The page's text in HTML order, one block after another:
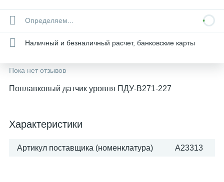
Определяем...
Наличный и безналичный расчет, банковские карты
Пока нет отзывов
Поплавковый датчик уровня ПДУ-В271-227
Характеристики
Артикул поставщика (номенклатура) A23313